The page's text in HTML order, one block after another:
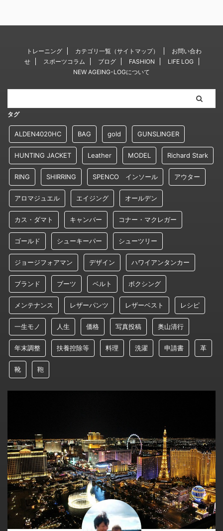
トレーニング カテゴリ一覧（サイトマップ）
お問い合わ
せ
スポーツコラム ブログ FASHION
LIFE LOG
NEW AGEING-LOGについて
タグ
ALDEN4020HC BAG gold GUNSLINGER
HUNTING JACKET Leather MODEL Richard Stark
RING SHIRRING SPENCO インソール アウター
アロマジュエル エイジング オールデン
カス・ダマト キャンバー コナー・マクレガー
ゴールド シューキーパー シューツリー
ジョージフォアマン デザイン ハワイアンタンカー
ブランド ブーツ ベルト ボクシング
メンテナンス レザーパンツ レザーベスト レシピ
一生モノ 人生 価格 写真投稿 奥山清行
年末調整 扶養控除等 料理 洗濯 申請書 革
靴 鞄